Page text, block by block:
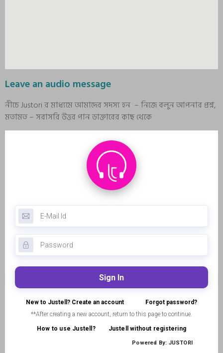
Leave an audio message
নীচে Justori র মাধ্যমে আমাদের সদস্য হন – নিজে বলুন আপনার প্রশ্ন,
মতামত – সরাসরি উত্তর পান ডাক্তারের কাছ থেকে